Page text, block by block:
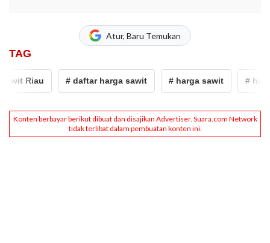
Atur, Baru Temukan
TAG
Riau # daftar harga sawit # harga sawit #